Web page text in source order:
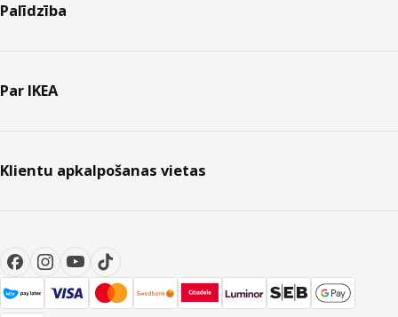
Palīdzība
Par IKEA
Klientu apkalpošanas vietas